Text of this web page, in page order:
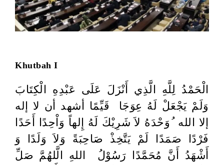
Khutbah I
الْحَمْدُ لِلَّهِ الَّذِي أَنْزَلَ عَلَى عَبْدِهِ الْكِتَابَ
وَلَمْ يَجْعَلْ لَهُ عِوَجَا قَيِّمًا أشهد أن لا إله
إلا الله ُوَحْدَهُ لاَ شَرِيْكَ لَهُ إِلهاً وَاْحِدًا أَحَدًا
فَرْدًا صَمَدًا لَمْ يَتَّخِذْ صَاحِبَةً وَلاَ وَلَدًا وَ
أَشْهَدُ أَنَّ مُحَمَّدًا رَسُوْلُ اللهِ الَّلهُمَّ صَلِّ